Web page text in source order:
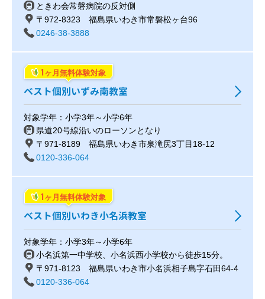
ときわ会常磐病院の反対側
〒972-8323 福島県いわき市常磐松ヶ台96
0246-38-3888
1 ヶ月無料体験対象
ベスト個別いずみ南教室
対象学年：小学3年～小学6年
県道20号線沿いのローソンとなり
〒971-8189 福島県いわき市泉滝尻3丁目18-12
0120-336-064
1 ヶ月無料体験対象
ベスト個別いわき小名浜教室
対象学年：小学3年～小学6年
小名浜第一中学校、小名浜西小学校から徒歩15分。
〒971-8123 福島県いわき市小名浜相子島字石田64-4
0120-336-064